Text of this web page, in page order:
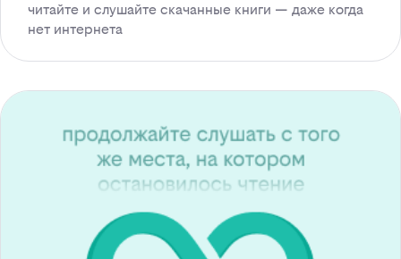
читайте и слушайте скачанные книги — даже когда
нет интернета